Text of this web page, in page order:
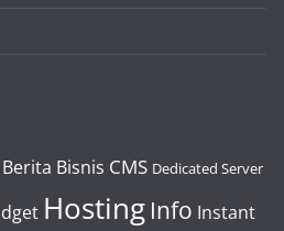
Berita Bisnis CMS Dedicated Server
Hosting Info Instant